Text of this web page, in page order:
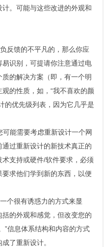
。可能与这些改进的外观和
反馈的不平凡的，那么你应
识别，可提请你注意通过电
的解决方案（即，有一个明
的性质，如，“我不喜欢的颜
的优先级列表，因为它几乎是
能需要考虑重新设计一个网
过重新设计的新技术真正的
支持或硬件/软件要求，必须
求他们学到新的东西，以便
个很有诱惑力的方式来显
的外观和感觉，但改变您的
”信息体系结构和内容的方式
了重新设计。